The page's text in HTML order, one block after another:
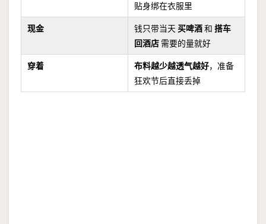
贴身绑在衣服里
现金 钱只带当天 买啤酒和搭车
回酒店 需要的量就好
穿着 布料越少越透气越好，准备
狂欢节后直接丢掉